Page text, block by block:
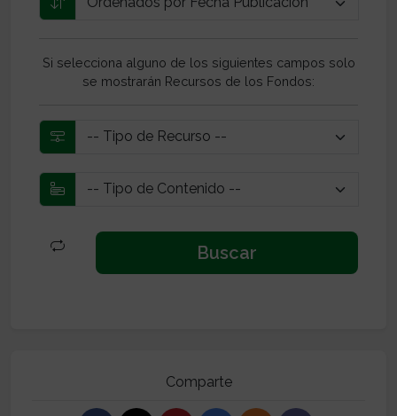
Si selecciona alguno de los siguientes campos solo
se mostrarán Recursos de los Fondos:
Comparte